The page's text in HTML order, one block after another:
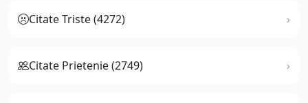
Citate Triste (4272)
Citate Prietenie (2749)